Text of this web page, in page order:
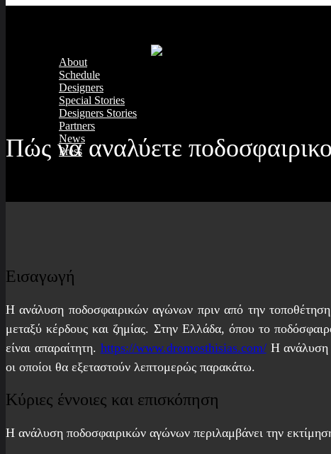
About
Schedule
Designers
Special Stories
Designers Stories
Partners
News
Press
Πώς να αναλύετε
Εισαγωγή
Η ανάλυση ποδοσφαιρικών αγώνων πριν από την
μεταξύ κέρδους και ζημίας. Στην Ελλάδα, όπου το
είναι απαραίτητη. https://www.dromosthisias.com/Η ανάλυση
οι οποίοι θα εξεταστούν λεπτομερώς παρακάτω.
Κύριες έννοιες και επισκόπηση
Η ανάλυση ποδοσφαιρικών αγώνων περιλαμβάνει την